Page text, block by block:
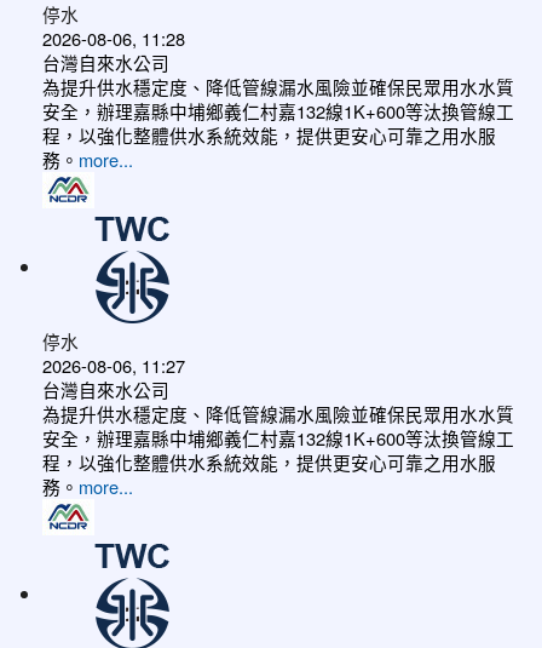
停水
2026-08-06, 11:28
台灣自來水公司
為提升供水穩定度、降低管線漏水風險並確保民眾用水水質
安全，辦理嘉縣中埔鄉義仁村嘉132線1K+600等汰換管線工
程，以強化整體供水系統效能，提供更安心可靠之用水服
務。 more...
停水
2026-08-06, 11:27
台灣自來水公司
為提升供水穩定度、降低管線漏水風險並確保民眾用水水質
安全，辦理嘉縣中埔鄉義仁村嘉132線1K+600等汰換管線工
程，以強化整體供水系統效能，提供更安心可靠之用水服
務。 more...